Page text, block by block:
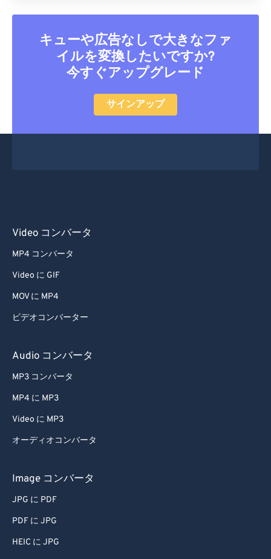
キューや広告なしで大きなファ
イルを変換したいですか?
今すぐアップグレード
サインアップ
Video コンバータ
MP4 コンバータ
Video に GIF
MOV に MP4
ビデオコンバーター
Audio コンバータ
MP3 コンバータ
MP4 に MP3
Video に MP3
オーディオコンバータ
Image コンバータ
JPG に PDF
PDF に JPG
HEIC に JPG